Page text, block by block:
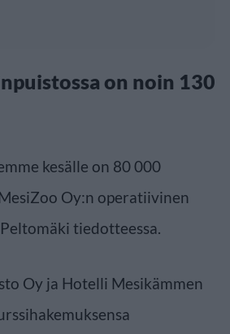
on noin 130
kesälle on 80 000
Oy:n operatiivinen
tiedotteessa.
Oy ja Hotelli Mesikämmen